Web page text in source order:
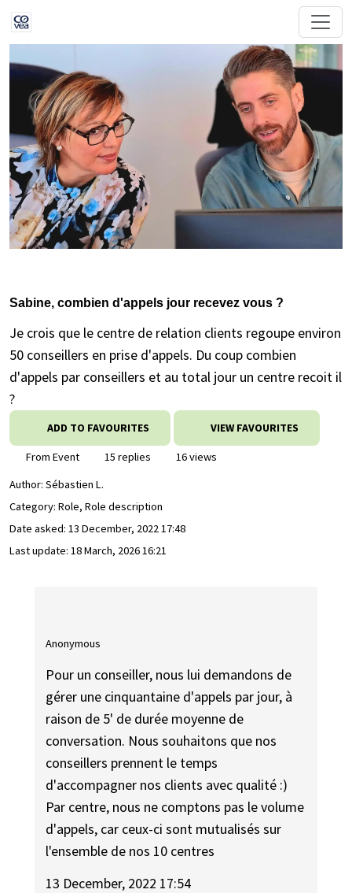
Sabine, combien d'appels jour recevez vous ?
Je crois que le centre de relation clients regoupe environ
50 conseillers en prise d'appels. Du coup combien
d'appels par conseillers et au total jour un centre recoit il
?
ADD TO FAVOURITES VIEW FAVOURITES
From Event 15 replies
16 views
Author: Sébastien L.
Category: Role, Role description
Date asked: 13 December, 2022 17:48
Last update: 18 March, 2026 16:21
Anonymous
Pour un conseiller, nous lui demandons de
gérer une cinquantaine d'appels par jour, à
raison de 5' de durée moyenne de
conversation. Nous souhaitons que nos
conseillers prennent le temps
d'accompagner nos clients avec qualité :)
Par centre, nous ne comptons pas le volume
d'appels, car ceux-ci sont mutualisés sur
l'ensemble de nos 10 centres
13 December, 2022 17:54